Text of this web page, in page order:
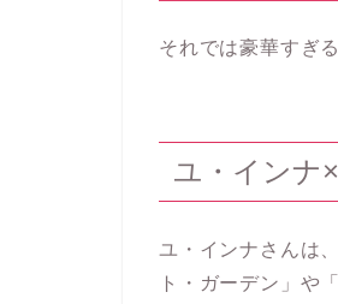
それでは豪華すぎ
ユ・インナ
ユ・インナさんは
ト・ガーデン」や